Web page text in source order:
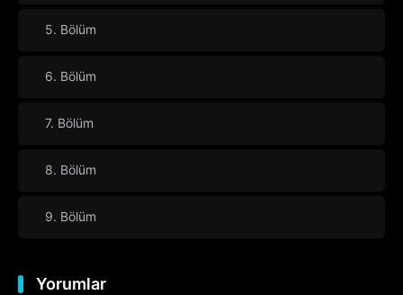
5. Bölüm
6. Bölüm
7. Bölüm
8. Bölüm
9. Bölüm
Yorumlar